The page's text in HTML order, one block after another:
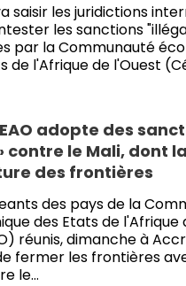
saisir les juridictions
les sanctions
par la Communauté
de l'Afrique de l'Ouest
adopte des
contre le Mali, dont la
des frontières
des pays de la
des Etats de l'Afrique
réunis, dimanche à
fermer les frontières
le…